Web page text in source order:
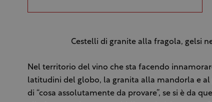
Cestelli di granite alla fragola, gelsi
Nel territorio del vino che sta facendo
latitudini del globo, la granita alla mandorla e
di “cosa assolutamente da provare”, se si è da